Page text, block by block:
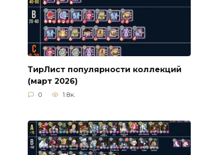
ТирЛист популярности коллекций
(март 2026)
0 1.8к.